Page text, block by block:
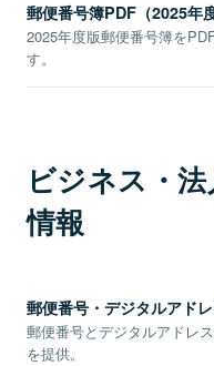
郵便番号簿PDF（2025年
2025年度版郵便番号簿を
す。
ビジネス・
情報
郵便番号・デジタルアド
郵便番号とデジタルアドレ
を提供。